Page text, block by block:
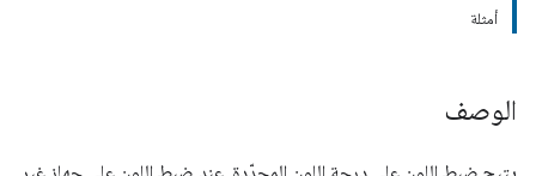
أمثلة
الوصف